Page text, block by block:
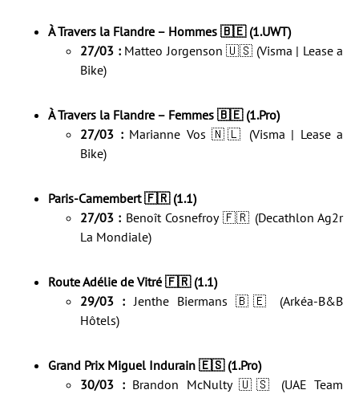
À Travers la Flandre – Hommes 🇧🇪 (1.UWT)
27/03 :Matteo Jorgenson 🇺🇸 (Visma | Lease a
Bike)
À Travers la Flandre – Femmes 🇧🇪 (1.Pro)
27/03 :Marianne Vos 🇳🇱 (Visma | Lease a
Bike)
Paris-Camembert 🇫🇷 (1.1)
27/03 : Benoît Cosnefroy 🇫🇷 (Decathlon Ag2r
La Mondiale)
Route Adélie de Vitré 🇫🇷 (1.1)
29/03 : Jenthe Biermans 🇧🇪 (Arkéa-B&B
Hôtels)
Grand Prix Miguel Indurain 🇪🇸 (1.Pro)
30/03 :Brandon McNulty 🇺🇸 (UAE Team